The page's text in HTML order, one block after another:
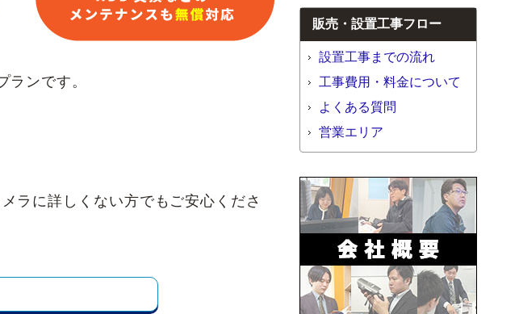
ンです。
ラに詳しくない方でもご安心くださ
販売・設置工事フロー
設置工事までの流れ
工事費用・料金について
よくある質問
営業エリア